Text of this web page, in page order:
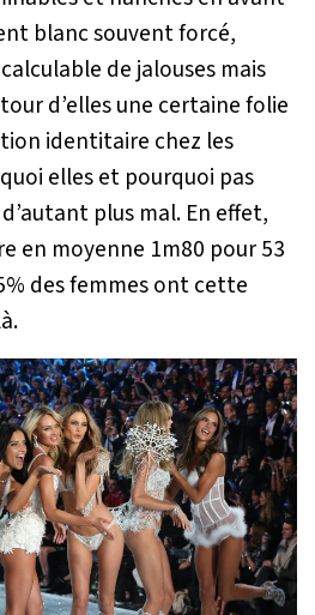
blanc souvent forcé,
de jalouses mais
d’elles une certaine folie
identitaire chez les
elles et pourquoi pas
plus mal. En effet,
en moyenne 1m80 pour 53
des femmes ont cette